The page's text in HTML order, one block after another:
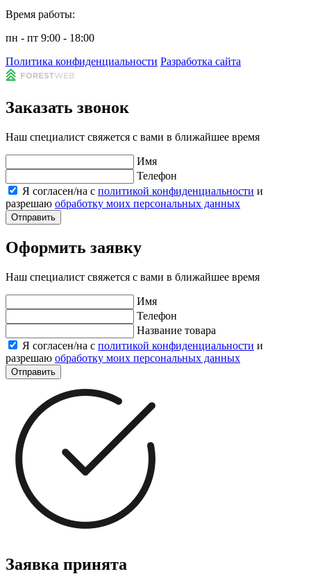
Время работы:
пн - пт 9:00 - 18:00
Политика конфиденциальности Разработка сайта
Заказать звонок
Наш специалист свяжется с вами в ближайшее время
Имя
Телефон
Я согласен/на с политикой конфиденциальности и
разрешаю обработку моих персональных данных
Отправить
Оформить заявку
Наш специалист свяжется с вами в ближайшее время
Имя
Телефон
Название товара
Я согласен/на с политикой конфиденциальности и
разрешаю обработку моих персональных данных
Отправить
Заявка принята